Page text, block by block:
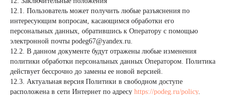
12.1. Пользователь может получить любые разъяснения по
интересующим вопросам, касающимся обработки его
персональных данных, обратившись к Оператору с помощью
электронной почты podeg67@yandex.ru.
12.2. В данном документе будут отражены любые изменения
политики обработки персональных данных Оператором. Политика
действует бессрочно до замены ее новой версией.
12.3. Актуальная версия Политики в свободном доступе
расположена в сети Интернет по адресу https://podeg.ru/policy.